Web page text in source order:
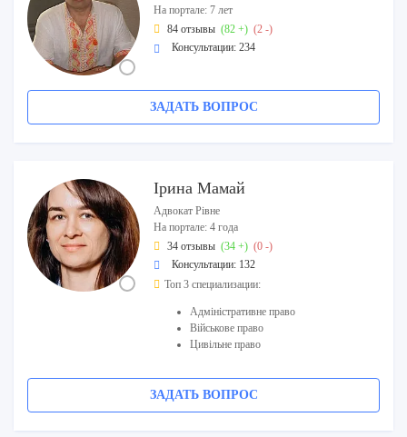
На портале: 7 лет
84 отзывы (82 +) (2 -)
Консультации: 234
ЗАДАТЬ ВОПРОС
Ірина Мамай
Адвокат Рівне
На портале: 4 года
34 отзывы (34 +) (0 -)
Консультации: 132
Топ 3 специализации:
Адміністративне право
Військове право
Цивільне право
ЗАДАТЬ ВОПРОС